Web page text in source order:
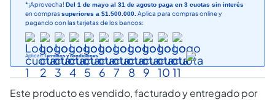
*¡Aprovecha! Del 1 de mayo al 31 de agosto paga en 3 cuotas sin interés
en comprassuperiores a $1.500.000. Aplica para compras online y
pagando con las tarjetas de los bancos:
AplicanTérminos y condiciones
Este producto es vendido, facturado y entregado por